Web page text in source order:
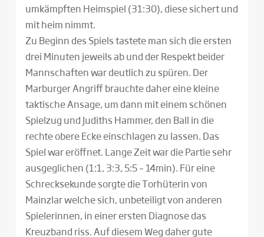
umkämpften Heimspiel (31:30), diese sichert und
mit heim nimmt.
Zu Beginn des Spiels tastete man sich die ersten
drei Minuten jeweils ab und der Respekt beider
Mannschaften war deutlich zu spüren. Der
Marburger Angriff brauchte daher eine kleine
taktische Ansage, um dann mit einem schönen
Spielzug und Judiths Hammer, den Ball in die
rechte obere Ecke einschlagen zu lassen. Das
Spiel war eröffnet. Lange Zeit war die Partie sehr
ausgeglichen (1:1, 3:3, 5:5 – 14min). Für eine
Schrecksekunde sorgte die Torhüterin von
Mainzlar welche sich, unbeteiligt von anderen
Spielerinnen, in einer ersten Diagnose das
Kreuzband riss. Auf diesem Weg daher gute